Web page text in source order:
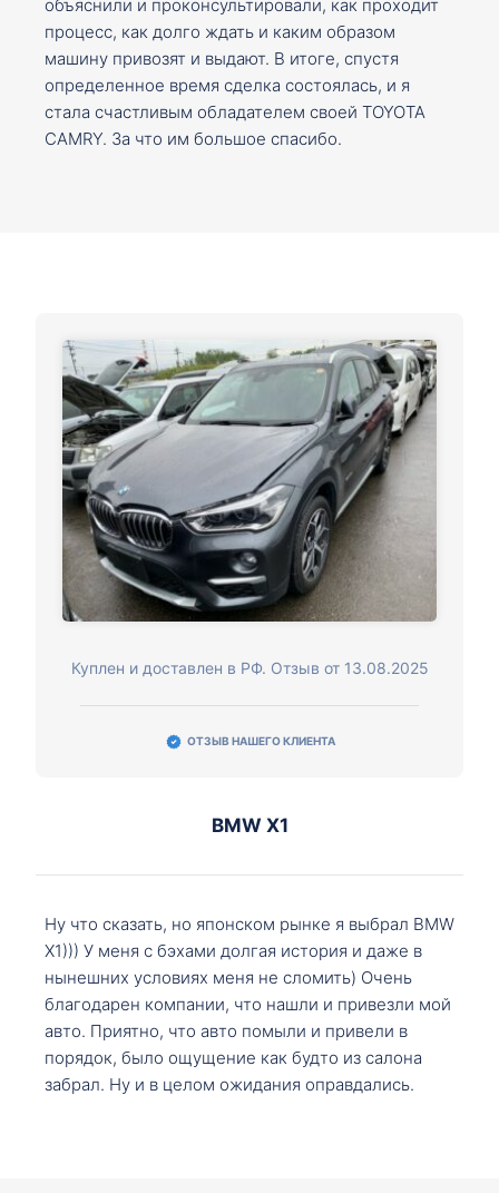
объяснили и проконсультировали, как проходит
процесс, как долго ждать и каким образом
машину привозят и выдают. В итоге, спустя
определенное время сделка состоялась, и я
стала счастливым обладателем своей TOYOTA
CAMRY. За что им большое спасибо.
Куплен и доставлен в РФ. Отзыв от 13.08.2025
ОТЗЫВ НАШЕГО КЛИЕНТА
BMW X1
Ну что сказать, но японском рынке я выбрал BMW
X1))) У меня с бэхами долгая история и даже в
нынешних условиях меня не сломить) Очень
благодарен компании, что нашли и привезли мой
авто. Приятно, что авто помыли и привели в
порядок, было ощущение как будто из салона
забрал. Ну и в целом ожидания оправдались.